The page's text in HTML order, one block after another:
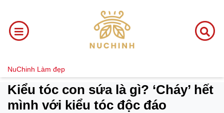
NuChinh Làm đẹp
Kiểu tóc con sứa là gì? ‘Cháy’ hết
mình với kiểu tóc độc đáo